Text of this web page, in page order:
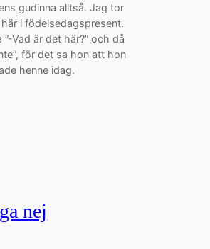
gudinna alltså. Jag tor
i födelsedagspresent.
Vad är det här?” och då
för det sa hon att hon
henne idag.
nej